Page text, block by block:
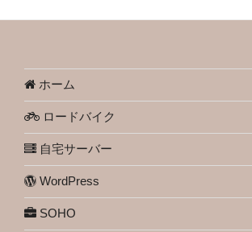
ホーム
ロードバイク
自宅サーバー
WordPress
SOHO